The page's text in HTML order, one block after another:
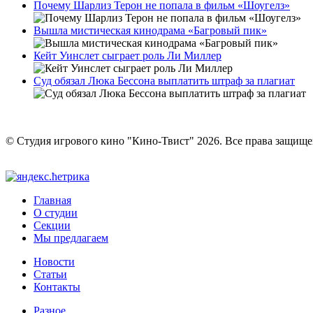
Почему Шарлиз Терон не попала в фильм «Шоугелз»
Вышла мистическая кинодрама «Багровый пик»
Кейт Уинслет сыграет роль Ли Миллер
Суд обязал Люка Бессона выплатить штраф за плагиат
© Студия игрового кино "Кино-Твист" 2026. Все права
Главная
О студии
Секции
Мы предлагаем
Новости
Статьи
Контакты